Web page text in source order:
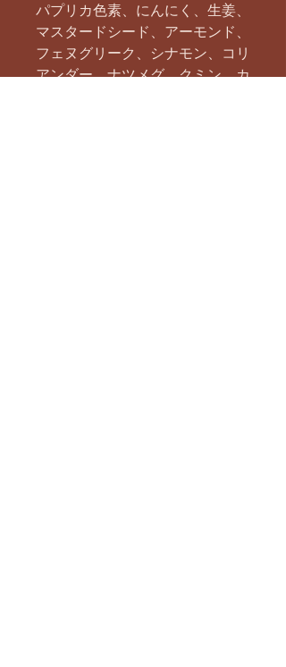
パプリカ色素、にんにく、生姜、
マスタードシード、アーモンド、
フェヌグリーク、シナモン、コリ
アンダー、ナツメグ、クミン、カ